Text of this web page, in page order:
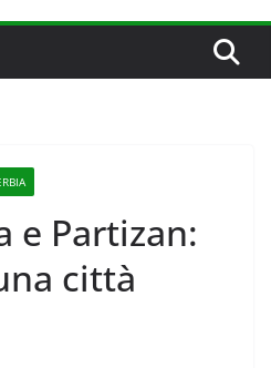
e Partizan:
città